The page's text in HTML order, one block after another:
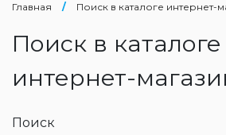
Главная / Поиск в каталоге интернет-
Поиск в каталоге
интернет-
Поиск